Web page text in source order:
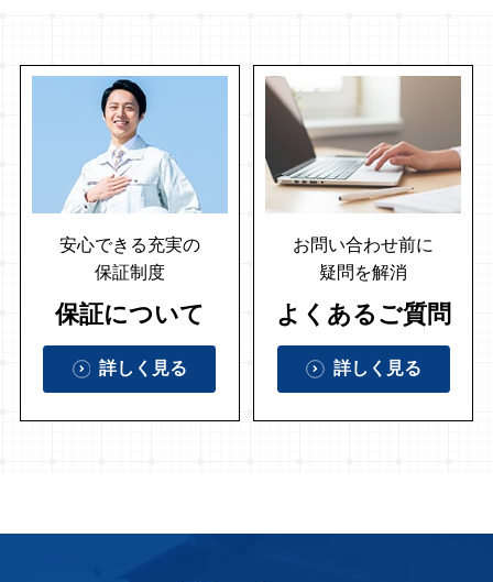
安心できる充実の
保証制度
保証について
詳しく見る
お問い合わせ前に
疑問を解消
よくあるご質問
詳しく見る